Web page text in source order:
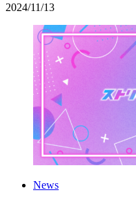
2024/11/13
News